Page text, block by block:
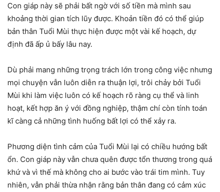
Con giáp này sẽ phải bất ngờ với số tiền mà mình sau
khoảng thời gian tích lũy được. Khoản tiền đó có thể giúp
bản thân Tuổi Mùi thực hiện được một vài kế hoạch, dự
định đã ấp ủ bấy lâu nay.
Dù phải mang những trọng trách lớn trong công việc nhưng
mọi chuyện vẫn luôn diễn ra thuận lợi, trôi chảy bởi Tuổi
Mùi khi làm việc luôn có kế hoạch rõ ràng cụ thể và linh
hoạt, kết hợp ăn ý với đồng nghiệp, thậm chí còn tính toán
kĩ càng cả những tình huống bất lợi có thể xảy ra.
Phương diện tình cảm của Tuổi Mùi lại có chiều hướng bất
ổn. Con giáp này vẫn chưa quên được tổn thương trong quá
khứ và vì thế mà không cho ai bước vào trái tim mình. Tuy
nhiên, vẫn phải thừa nhận rằng bản thân đang có cảm xúc